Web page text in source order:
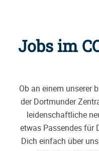
Jobs im
Ob an einem unserer
der Dortmunder
leidenschaftliche
etwas Passendes für
Dich einfach über